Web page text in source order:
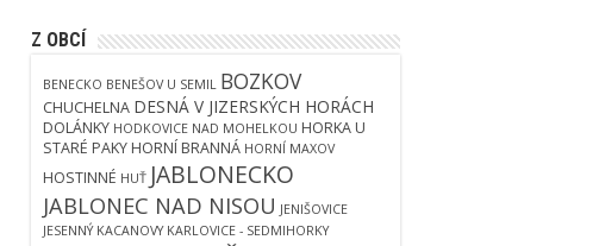
Z OBCÍ
BENECKO BENEŠOV U SEMIL BOZKOV
CHUCHELNA DESNÁ V JIZERSKÝCH HORÁCH
DOLÁNKY HODKOVICE NAD MOHELKOU HORKA U
STARÉ PAKY HORNÍ BRANNÁ HORNÍ MAXOV
HOSTINNÉ HUŤ JABLONECKO
JABLONEC NAD NISOU JENIŠOVICE
JESENNÝ KACANOVY KARLOVICE - SEDMIHORKY